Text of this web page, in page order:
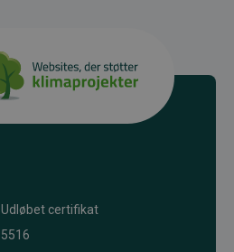
Udløbet certifikat
5516